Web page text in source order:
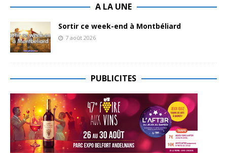
A LA UNE
Sortir ce week-end à Montbéliard
7 août 2026
PUBLICITES